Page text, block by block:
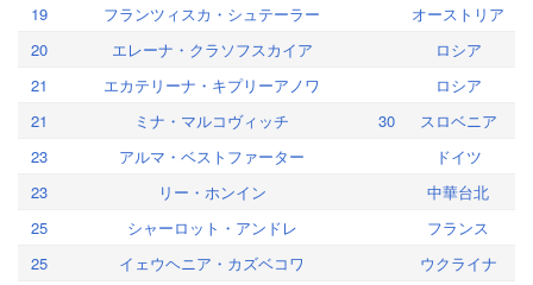
19
フランツィスカ・シュテーラー
オーストリア
20
エレーナ・クラソフスカイア
ロシア
21
エカテリーナ・キプリーアノワ
ロシア
21
ミナ・マルコヴィッチ 30
スロベニア
23
アルマ・ベストファーター
ドイツ
23
リー・ホンイン
中華台北
25
シャーロット・アンドレ
フランス
25
イェウヘニア・カズベコワ
ウクライナ